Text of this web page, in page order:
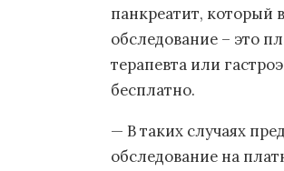
панкреатит, который
обследование – это
терапевта или
бесплатно.
— В таких случаях
обследование на